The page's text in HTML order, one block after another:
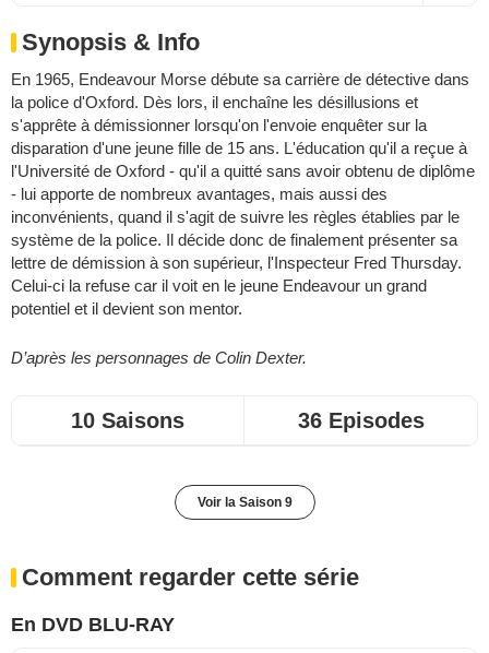
Synopsis & Info
En 1965, Endeavour Morse débute sa carrière de détective dans
la police d'Oxford. Dès lors, il enchaîne les désillusions et
s'apprête à démissionner lorsqu'on l'envoie enquêter sur la
disparation d'une jeune fille de 15 ans. L'éducation qu'il a reçue à
l'Université de Oxford - qu'il a quitté sans avoir obtenu de diplôme
- lui apporte de nombreux avantages, mais aussi des
inconvénients, quand il s'agit de suivre les règles établies par le
système de la police. Il décide donc de finalement présenter sa
lettre de démission à son supérieur, l'Inspecteur Fred Thursday.
Celui-ci la refuse car il voit en le jeune Endeavour un grand
potentiel et il devient son mentor.
D’après les personnages de Colin Dexter.
10 Saisons 36 Episodes
Voir la Saison 9
Comment regarder cette série
En DVD BLU-RAY